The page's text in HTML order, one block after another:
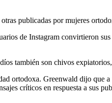
publicadas por mujeres
de Instagram convirtieron
también son chivos
ortodoxa. Greenwald dijo que
críticos en respuesta a sus